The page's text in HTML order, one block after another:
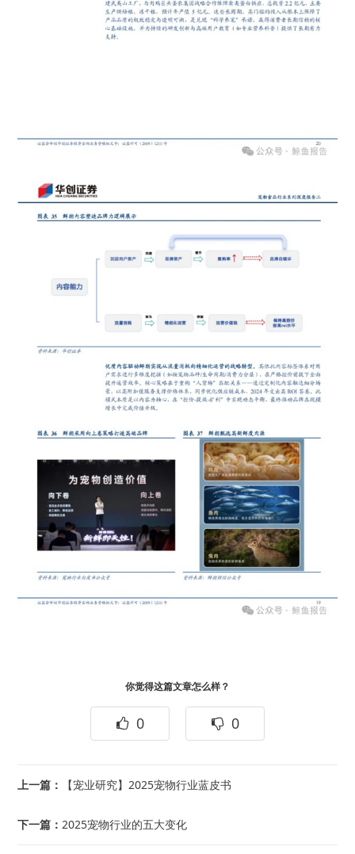
你觉得这篇文章怎么样？
0 0
上一篇： 【宠业研究】2025宠物行业蓝皮书
下一篇：2025宠物行业的五大变化